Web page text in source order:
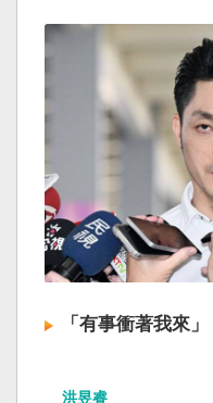
「有事衝著我來
洪昱睿